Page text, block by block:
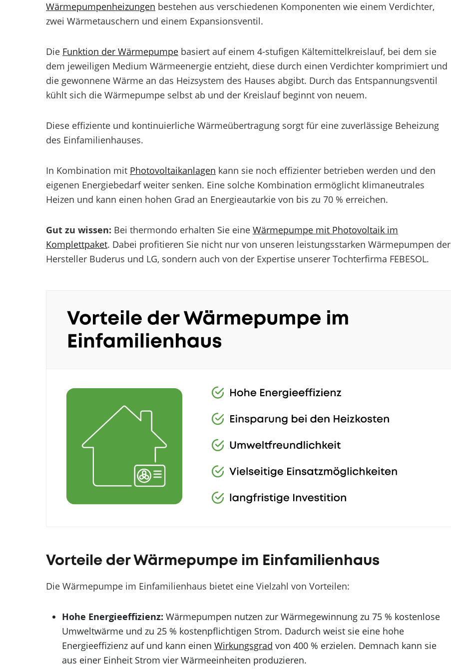
Wärmepumpenheizungen bestehen aus verschiedenen Komponenten wie einem Verdichter,
zwei Wärmetauschern und einem Expansionsventil.
Die Funktion der Wärmepumpe basiert auf einem 4-stufigen Kältemittelkreislauf, bei dem sie
dem jeweiligen Medium Wärmeenergie entzieht, diese durch einen Verdichter komprimiert und
die gewonnene Wärme an das Heizsystem des Hauses abgibt. Durch das Entspannungsventil
kühlt sich die Wärmepumpe selbst ab und der Kreislauf beginnt von neuem.
Diese effiziente und kontinuierliche Wärmeübertragung sorgt für eine zuverlässige Beheizung
des Einfamilienhauses.
In Kombination mit Photovoltaikanlagen kann sie noch effizienter betrieben werden und den
eigenen Energiebedarf weiter senken. Eine solche Kombination ermöglicht klimaneutrales
Heizen und kann einen hohen Grad an Energieautarkie von bis zu 70 % erreichen.
Gut zu wissen: Bei thermondo erhalten Sie eine Wärmepumpe mit Photovoltaik im
Komplettpaket. Dabei profitieren Sie nicht nur von unseren leistungsstarken Wärmepumpen der
Hersteller Buderus und LG, sondern auch von der Expertise unserer Tochterfirma FEBESOL.
Vorteile der Wärmepumpe im Einfamilienhaus
Die Wärmepumpe im Einfamilienhaus bietet eine Vielzahl von Vorteilen:
Hohe Energieeffizienz: Wärmepumpen nutzen zur Wärmegewinnung zu 75 % kostenlose
Umweltwärme und zu 25 % kostenpflichtigen Strom. Dadurch weist sie eine hohe
Energieeffizienz auf und kann einen Wirkungsgrad von 400 % erzielen. Demnach kann sie
aus einer Einheit Strom vier Wärmeeinheiten produzieren.